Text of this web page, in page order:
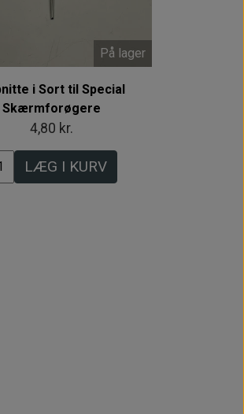
På lager
i Sort til Special
Skærmforøgere
4,80 kr.
LÆG I KURV